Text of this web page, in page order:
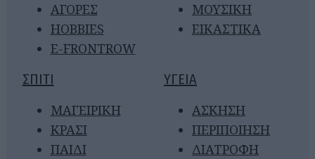
ΑΓΟΡΕΣ
HOBBIES
E-FRONTROW
ΜΟΥΣΙΚΗ
ΕΙΚΑΣΤΙΚΑ
ΣΠΙΤΙ
ΜΑΓΕΙΡΙΚΗ
ΚΡΑΣΙ
ΠΑΙΔΙ
ΥΓΕΙΑ
ΑΣΚΗΣΗ
ΠΕΡΙΠΟΙΗΣΗ
ΔΙΑΤΡΟΦΗ